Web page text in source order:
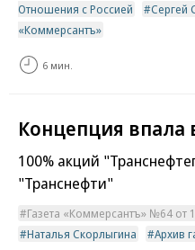
Отношения с Россией
Сергей
«Коммерсантъ»
6 мин.
Концепция впала
100% акций
"Транснефти"
Газета «Коммерсантъ» №64 от
Наталья Скорлыгина
Архив